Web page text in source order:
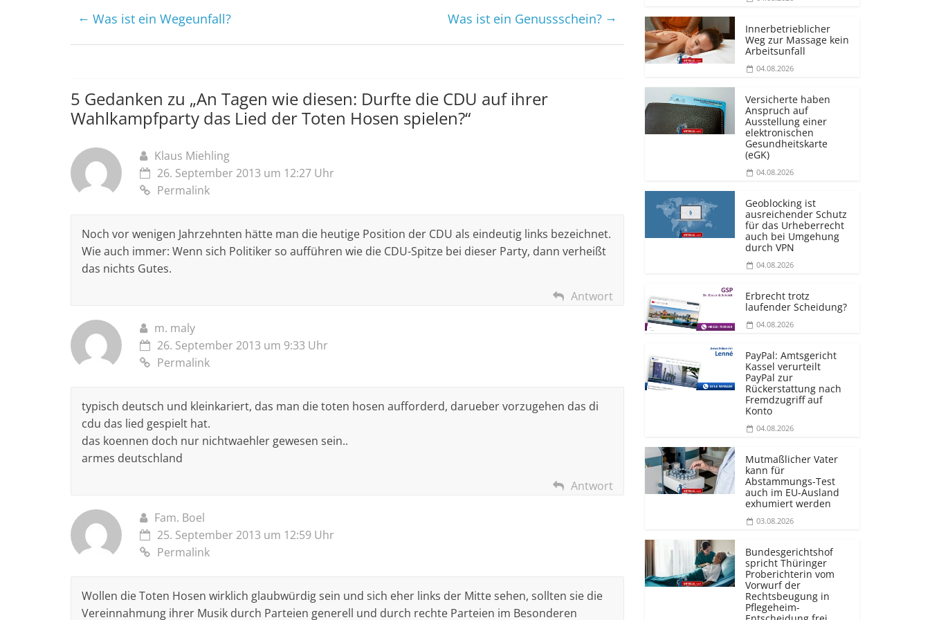
← Was ist ein Wegeunfall? Was ist ein Genussschein? →
5 Gedanken zu „An Tagen wie diesen: Durfte die CDU auf ihrer
Wahlkampfparty das Lied der Toten Hosen spielen?“
Klaus Miehling
26. September 2013 um 12:27 Uhr
Permalink
Noch vor wenigen Jahrzehnten hätte man die heutige Position der CDU als eindeutig links bezeichnet.
Wie auch immer: Wenn sich Politiker so aufführen wie die CDU-Spitze bei dieser Party, dann verheißt
das nichts Gutes.
Antwort
m. maly
26. September 2013 um 9:33 Uhr
Permalink
typisch deutsch und kleinkariert, das man die toten hosen aufforderd, darueber vorzugehen das di
cdu das lied gespielt hat.
das koennen doch nur nichtwaehler gewesen sein..
armes deutschland
Antwort
Fam. Boel
25. September 2013 um 12:59 Uhr
Permalink
Wollen die Toten Hosen wirklich glaubwürdig sein und sich eher links der Mitte sehen, sollten sie die
Vereinnahmung ihrer Musik durch Parteien generell und durch rechte Parteien im Besonderen
Innerbetrieblicher
Weg zur Massage kein
Arbeitsunfall
04.08.2026
Versicherte haben
Anspruch auf
Ausstellung einer
elektronischen
Gesundheitskarte
(eGK)
04.08.2026
Geoblocking ist
ausreichender Schutz
für das Urheberrecht
auch bei Umgehung
durch VPN
04.08.2026
Erbrecht trotz
laufender Scheidung?
04.08.2026
PayPal: Amtsgericht
Kassel verurteilt
PayPal zur
Rückerstattung nach
Fremdzugriff auf
Konto
04.08.2026
Mutmaßlicher Vater
kann für
Abstammungs-Test
auch im EU-Ausland
exhumiert werden
03.08.2026
Bundesgerichtshof
spricht Thüringer
Proberichterin vom
Vorwurf der
Rechtsbeugung in
Pflegeheim-